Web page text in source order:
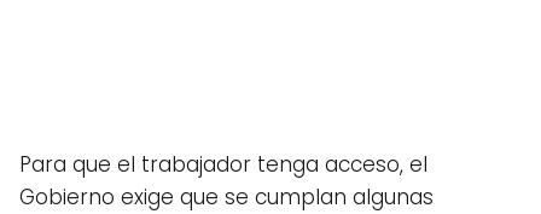
Para que el trabajador tenga acceso, el
Gobierno exige que se cumplan algunas